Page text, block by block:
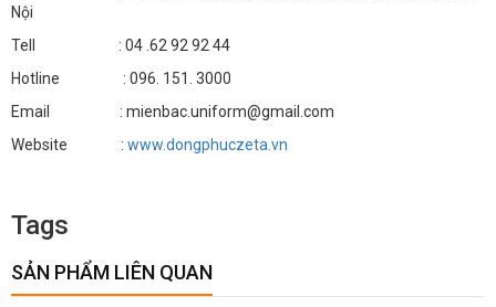
Nội
Tell : 04 .62 92 92 44
Hotline : 096. 151. 3000
Email : mienbac.uniform@gmail.com
Website : www.dongphuczeta.vn
Tags
SẢN PHẨM LIÊN QUAN